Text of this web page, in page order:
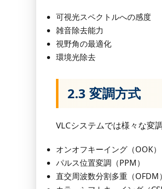
可視光スペクトルへの感度
雑音除去能力
視野角の最適化
環境光除去
2.3 変調方式
VLCシステムでは様々な変
オンオフキーイング（OOK）
パルス位置変調（PPM）
直交周波数分割多重（OFDM）